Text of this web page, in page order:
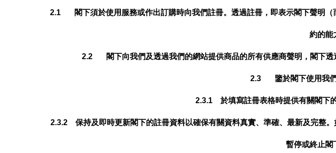
2.1 閣下須於使用服務或作出訂購時向我們註冊。透過註冊，即表示閣下聲明（
約的能
2.2 閣下向我們及透過我們的網站提供商品的所有供應商聲明，閣下透
2.3 鑒於閣下使用我們
2.3.1 於填寫註冊表格時提供有關閣下
2.3.2 保持及即時更新閣下的註冊資料以確保有關資料真實、準確、最新及完整
暫停或終止閣